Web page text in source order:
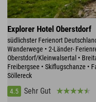
Explorer Hotel Oberstdorf
südlichster Ferienort
Wanderwege • 2-Länder-
Oberstdorf/Kleinwalsertal •
Freibergsee • Skiflugschanze •
Söllereck
4.5
Sehr Gut